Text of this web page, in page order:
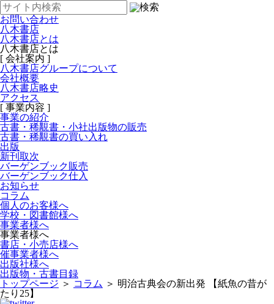
お問い合わせ
八木書店
八木書店とは
八木書店とは
[ 会社案内 ]
八木書店グループについて
会社概要
八木書店略史
アクセス
[ 事業内容 ]
事業の紹介
古書・稀覯書・小社出版物の販売
古書・稀覯書の買い入れ
出版
新刊取次
バーゲンブック販売
バーゲンブック仕入
お知らせ
コラム
個人のお客様へ
学校・図書館様へ
事業者様へ
事業者様へ
書店・小売店様へ
催事業者様へ
出版社様へ
出版物・古書目録
トップページ ＞ コラム ＞ 明治古典会の新出発 【紙魚の昔が
たり25】